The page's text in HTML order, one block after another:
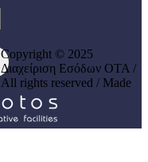
Copyright © 2025
Διαχείριση Εσόδων ΟΤΑ /
All rights reserved / Made